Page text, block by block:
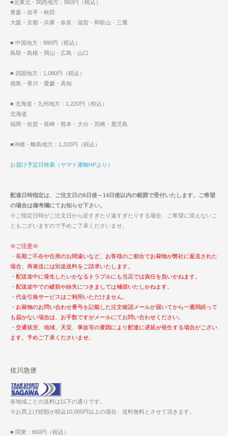
■北東北・関西地方：860円（税込）
青森・岩手・秋田
大阪・京都・兵庫・奈良・滋賀・和歌山・三重
■ 中国地方：980円（税込）
鳥取・島根・岡山・広島・山口
■ 四国地方：1,080円（税込）
徳島・香川・愛媛・高知
■ 北海道・九州地方：1,220円（税込）
北海道
福岡・佐賀・長崎・熊本・大分・宮崎・鹿児島
■沖縄・離島地方：1,320円（税込）
お届け予定日検索（ヤマト運輸HPより）
配達日時指定は、ご注文日の5日後～14日後以内の範囲で受付いたします。ご希望
の場合は備考欄にてお知らせ下さい。
※ご指定日時がご注文日から近すぎたり遠すぎたりする場合、ご希望に添えないこ
ともございますので予めご了承くださいませ。
※ご注意※
・長期ご不在や住所のお間違いなど、お客様のご都合でお荷物が弊社に返送された
場合、再発送には別途送料をご請求いたします。
・配送途中に発生したいかなるトラブルにも当店では責任を負いかねます。
・配送途中での破損や紛失につきましては補償いたしかねます。
・代金引換サービスはご利用いただけません。
・お荷物のお問い合わせ番号を記載した注文確認メールが届いてから一週間経って
も届かない場合は、お手数ですがメールにてお問い合わせください。
・交通状況、地域、天災、事故等の要因により配達に遅延が発生する場合がござい
ます。予めご了承くださいませ。
佐川急便
各地域ごとの送料は以下の通りです。
※お買上げ総額が税込10,000円以上の場合、送料無料とさせて頂きます。
■ 関東：660円（税込）